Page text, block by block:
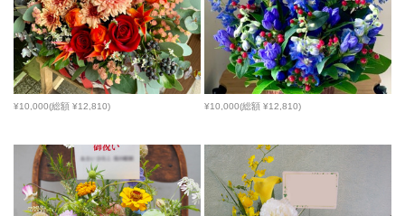
¥10,000(総額 ¥12,810) ¥10,000(総額 ¥12,810)